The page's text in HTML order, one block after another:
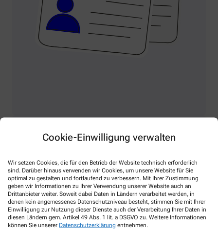
Cookie-Einwilligung verwalten
Wir setzen Cookies, die für den Betrieb der Website technisch erforderlich
sind. Darüber hinaus verwenden wir Cookies, um unsere Website für Sie
optimal zu gestalten und fortlaufend zu verbessern. Mit Ihrer Zustimmung
geben wir Informationen zu Ihrer Verwendung unserer Website auch an
Drittanbieter weiter. Soweit dabei Daten in Ländern verarbeitet werden, in
denen kein angemessenes Datenschutzniveau besteht, stimmen Sie mit Ihrer
Einwilligung zur Nutzung dieser Dienste auch der Verarbeitung Ihrer Daten in
diesen Ländern gem. Artikel 49 Abs. 1 lit. a DSGVO zu. Weitere Informationen
können Sie unserer Datenschutzerklärung entnehmen.
Ihr Bonusheft
Clever sparen ohne Rezept!
Als treuer Kunde erhalten Sie von uns einen Rabatt von bis
zu 4% auf alle nicht verschreibungspflichtigen Artikel. Für je
5 € Einkaufswert erhalten Sie einen Bonuspunkt.
Ist Ihr Heft voll, können Sie es als 10 € – Gutschein wiederum
für rezeptfrei erhältliche Produkte verwenden.“